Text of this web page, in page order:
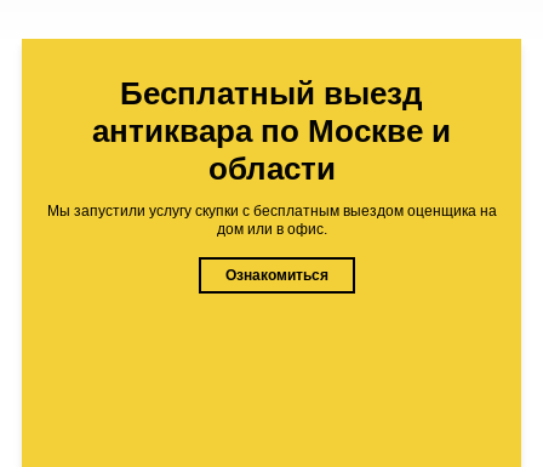
Бесплатный выезд
антиквара по Москве и
области
Мы запустили услугу скупки с бесплатным выездом оценщика на
дом или в офис.
Ознакомиться